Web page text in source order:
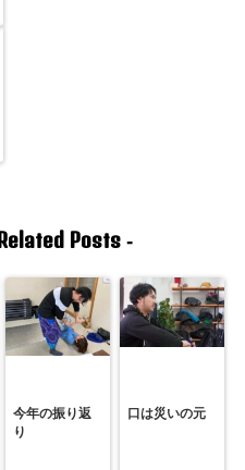
Posts-
今年の振り返
り
口は災いの元